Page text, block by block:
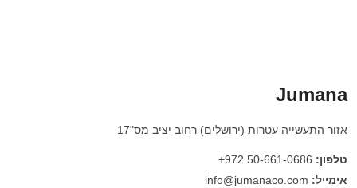
Jumana
אזור התעשייה עטרות (ירושלים) רחוב יציב מס"17
טלפון: 50-661-0686 972+
אימייל: info@jumanaco.com